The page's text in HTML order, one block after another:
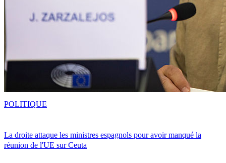
La droite attaque les ministres espagnols pour avoir manqué la
réunion de l'UE sur Ceuta
POLITIQUE